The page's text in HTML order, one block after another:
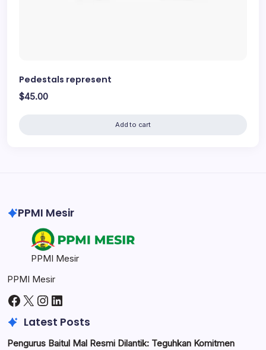
Pedestals represent
$45.00
Add to cart
PPMI Mesir
PPMI Mesir
PPMI Mesir
Facebook
X Instagram
LinkedIn
Latest Posts
Pengurus Baitul Mal Resmi Dilantik: Teguhkan Komitmen